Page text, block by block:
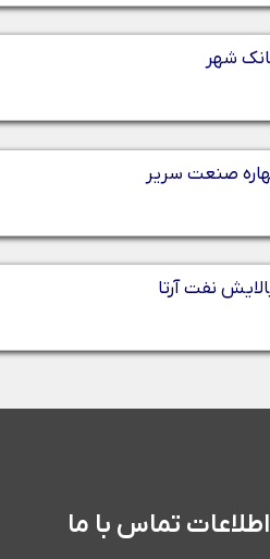
شهر
صنعت سریر
نفت آرتا
اطلاعات تماس با ما